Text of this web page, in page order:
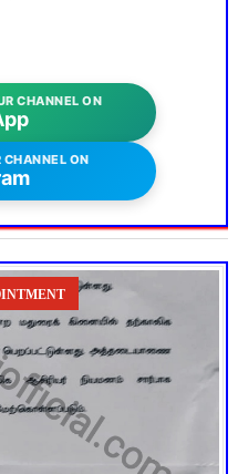
CHANNEL ON
CHANNEL ON